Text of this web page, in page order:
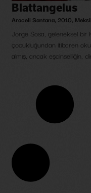
Blattangelus
Araceli Santana, 2010,
Jorge Sosa, geleneksel bir
çocukluğundan itibaren
almış, ancak eşcinselliğin,